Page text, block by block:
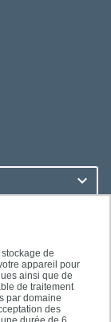
de
appareil pour
ainsi que de
de traitement
par domaine
des